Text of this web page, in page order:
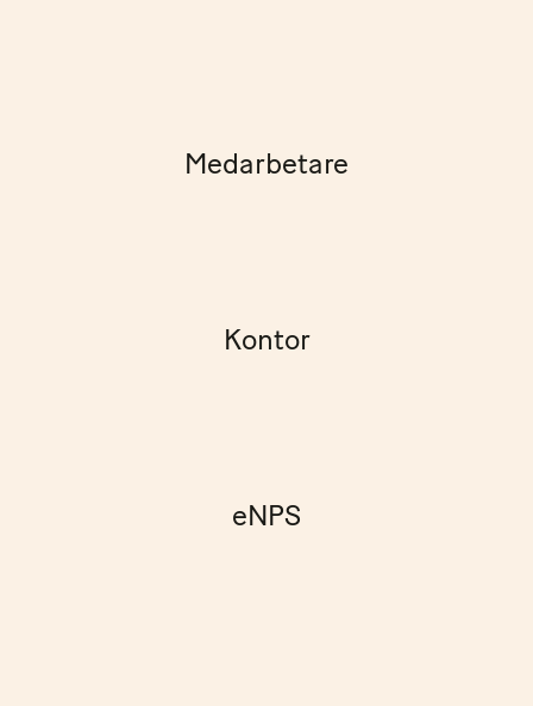
Medarbetare
Kontor
eNPS